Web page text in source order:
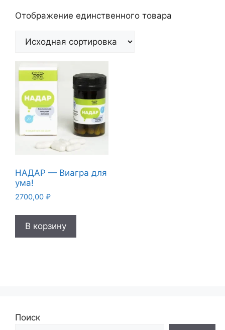
Отображение единственного товара
НАДАР — Виагра для
ума!
2700,00 ₽
В корзину
Поиск